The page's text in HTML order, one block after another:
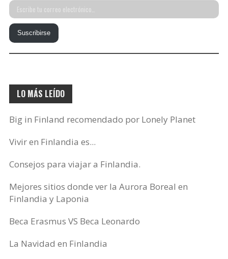
Escribe
tu
correo
electrónico…
Suscribirse
LO MÁS LEÍDO
Big in Finland recomendado por Lonely Planet
Vivir en Finlandia es...
Consejos para viajar a Finlandia.
Mejores sitios donde ver la Aurora Boreal en
Finlandia y Laponia
Beca Erasmus VS Beca Leonardo
La Navidad en Finlandia